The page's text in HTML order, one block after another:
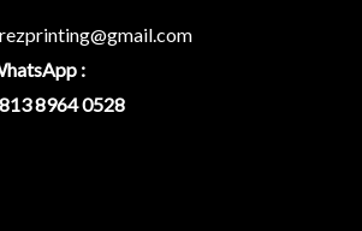
:
8964 0528